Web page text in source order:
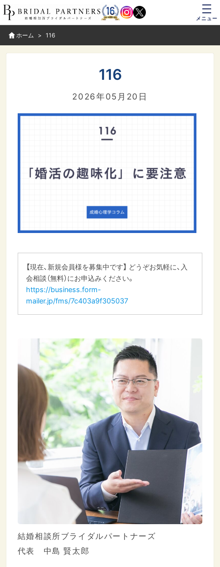
メニュー
ホーム 116
116
2026年05月20日
【現在、新規会員様を募集中です】 どうぞお気軽に、入
会相談（無料）にお申込みください。
https://business.form-
mailer.jp/fms/7c403a9f305037
結婚相談所ブライダルパートナーズ
代表 中島 賢太郎